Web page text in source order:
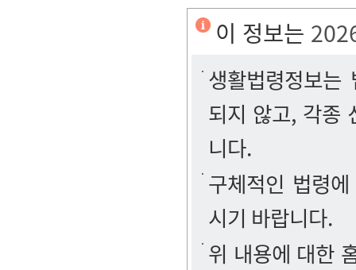
이 정보는
생활법령정보
되지 않고, 각종
니다.
구체적인 법령
시기 바랍니다.
위 내용에 대한